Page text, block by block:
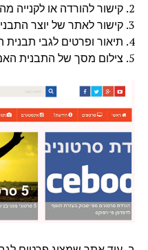
2. קישור להורדה או לקנייה מהאתר.
3. קישור לאתר של יוצר התבנית.
4. תיאור ופרטים לגבי תבנית הוורדפרס.
5. צילום מסך של התבנית האמיתית.